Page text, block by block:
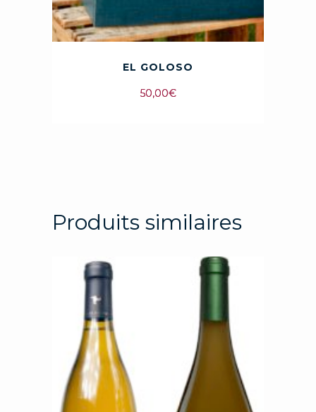
EL GOLOSO
50,00€
Produits similaires